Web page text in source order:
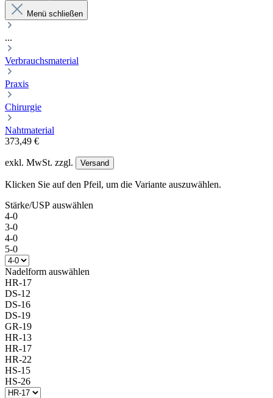
Menü schließen
...
Verbrauchsmaterial
Praxis
Chirurgie
Nahtmaterial
373,49 €
exkl. MwSt. zzgl. Versand
Klicken Sie auf den Pfeil, um die Variante auszuwählen.
Stärke/USP auswählen
4-0
3-0
4-0
5-0
Nadelform auswählen
HR-17
DS-12
DS-16
DS-19
GR-19
HR-13
HR-17
HR-22
HS-15
HS-26